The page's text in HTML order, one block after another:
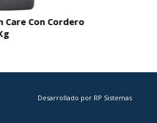
Care Con Cordero
Desarrollado por RP Sistemas